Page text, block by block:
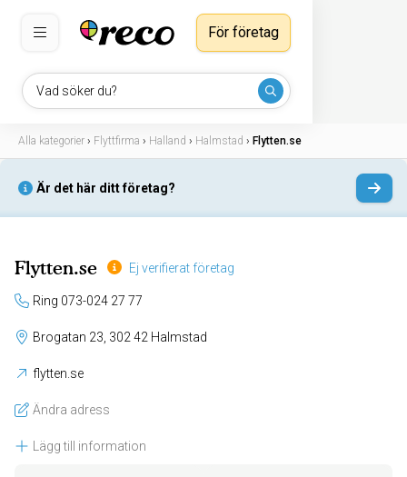
Vad söker du?
För företag
Alla kategorier › Flyttfirma › Halland › Halmstad › Flytten.se
Är det här ditt företag?
Flytten.se Ej verifierat företag
Ring 073-024 27 77
Brogatan 23, 302 42 Halmstad
flytten.se
Ändra adress
Lägg till information